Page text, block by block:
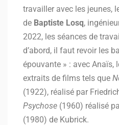
travailler avec les jeunes,
de Baptiste Losq,
2022, les séances de
d’abord, il faut revoir les
épouvante » : avec Anaïs,
extraits de films tels que
(1922), réalisé par
Psychose (1960) réalisé
(1980) de Kubrick.